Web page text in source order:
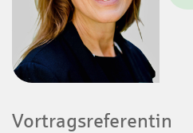
Vortragsreferentin